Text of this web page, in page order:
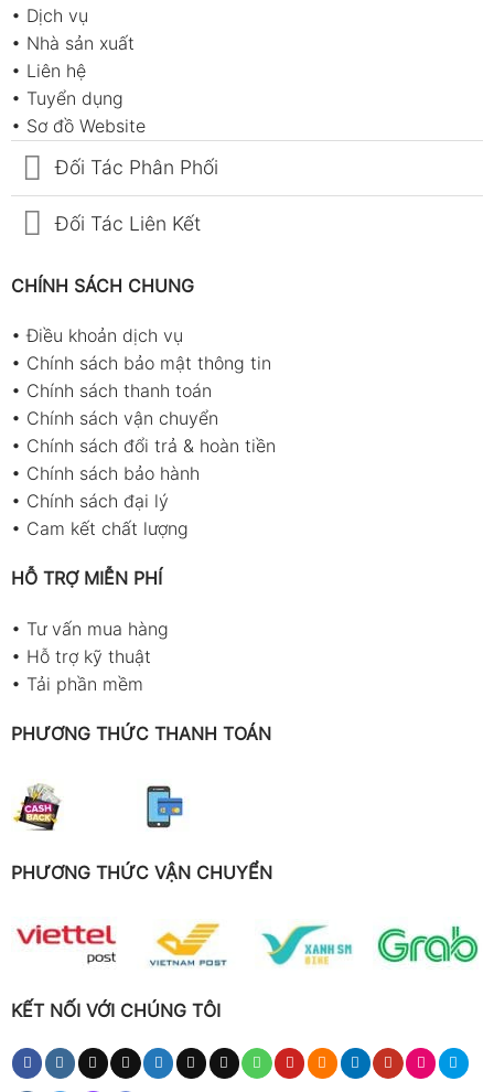
• Dịch vụ
• Nhà sản xuất
• Liên hệ
• Tuyển dụng
• Sơ đồ Website
Đối Tác Phân Phối
Đối Tác Liên Kết
CHÍNH SÁCH CHUNG
•Điều khoản dịch vụ
• Chính sách bảo mật thông tin
• Chính sách thanh toán
• Chính sách vận chuyển
• Chính sách đổi trả & hoàn tiền
• Chính sách bảo hành
• Chính sách đại lý
• Cam kết chất lượng
HỖ TRỢ MIỄN PHÍ
• Tư vấn mua hàng
• Hỗ trợ kỹ thuật
• Tải phần mềm
PHƯƠNG THỨC THANH TOÁN
PHƯƠNG THỨC VẬN CHUYỂN
KẾT NỐI VỚI CHÚNG TÔI